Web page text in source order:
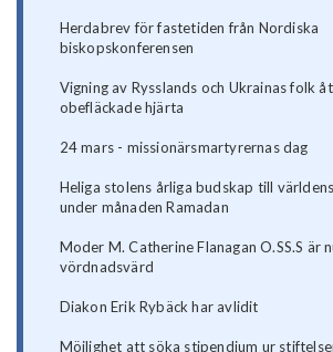
Herdabrev för fastetiden från Nordiska
biskopskonferensen
Vigning av Rysslands och Ukrainas folk
obefläckade hjärta
24 mars - missionärsmartyrernas dag
Heliga stolens årliga budskap till
under månaden Ramadan
Moder M. Catherine Flanagan O.SS.S är
vördnadsvärd
Diakon Erik Rybäck har avlidit
Möjlighet att söka stipendium ur